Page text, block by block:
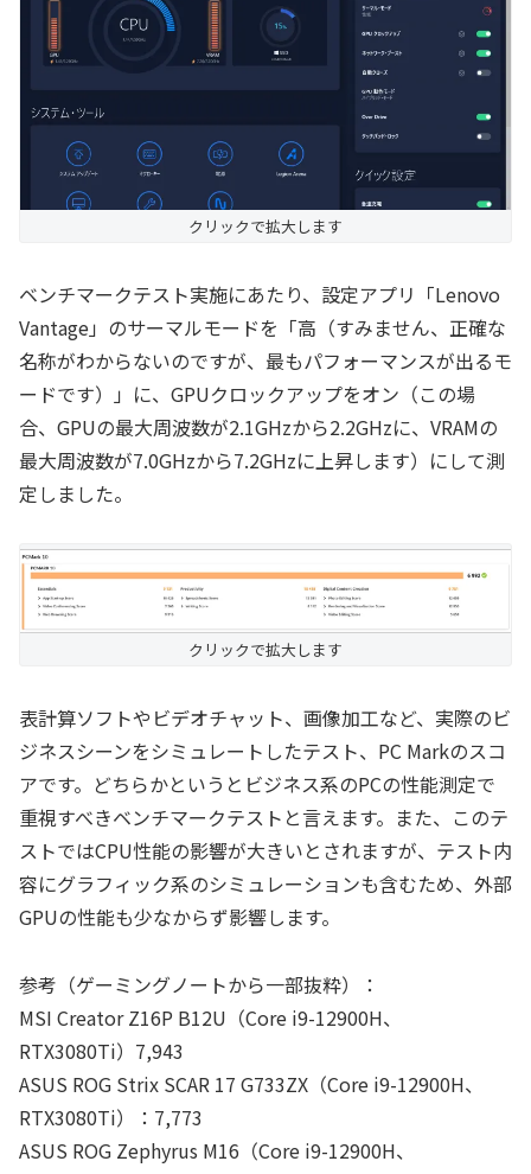
クリックで拡大します
ベンチマークテスト実施にあたり、設定アプリ「Lenovo
Vantage」のサーマルモードを「高（すみません、正確な
名称がわからないのですが、最もパフォーマンスが出るモ
ードです）」に、GPUクロックアップをオン（この場
合、GPUの最大周波数が2.1GHzから2.2GHzに、VRAMの
最大周波数が7.0GHzから7.2GHzに上昇します）にして測
定しました。
クリックで拡大します
表計算ソフトやビデオチャット、画像加工など、実際のビ
ジネスシーンをシミュレートしたテスト、PC Markのスコ
アです。どちらかというとビジネス系のPCの性能測定で
重視すべきベンチマークテストと言えます。また、このテ
ストではCPU性能の影響が大きいとされますが、テスト内
容にグラフィック系のシミュレーションも含むため、外部
GPUの性能も少なからず影響します。
参考（ゲーミングノートから一部抜粋）：
MSI Creator Z16P B12U（Core i9-12900H、
RTX3080Ti）7,943
ASUS ROG Strix SCAR 17 G733ZX（Core i9-12900H、
RTX3080Ti）：7,773
ASUS ROG Zephyrus M16（Core i9-12900H、